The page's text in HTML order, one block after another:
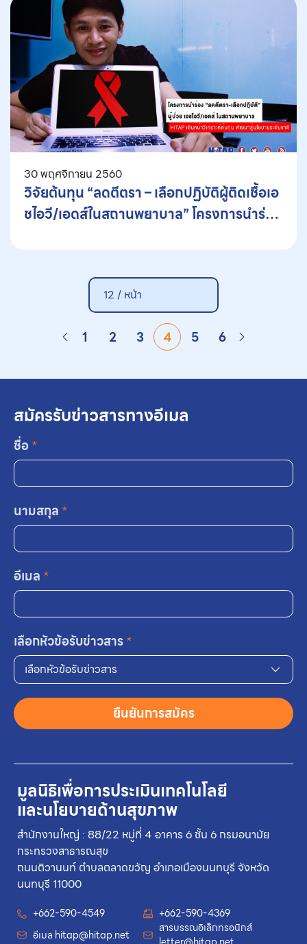
30 พฤศจิกายน 2560
วิจัยต้นทุน “ลดตีตรา – เลือกปฏิบัติผู้ติดเชื้อเอ
ชไอวี/เอดส์ในสถานพยาบาล” โครงการนำร่อง
12 / หน้า
1 2 3 4 5 6
มูลนิธิเพื่อการประเมินเทคโนโลยี
และนโยบายด้านสุขภาพ
สำนักงานใหญ่ : 88/22 หมู่ที่ 4 อาคาร 6 ชั้น 6 กรมอนามัย
กระทรวงสาธารณสุข
ถนนติวานนท์ ตำบลตลาดขวัญ อำเภอเมืองนนทบุรี จังหวัด
นนทบุรี 11000
+662-590-4549
+662-590-4369
อีเมล hitap@hitap.net
สารบรรณอิเล็กทรอนิกส์
สมัครรับข่าวสารทางอีเมล
ชื่อ*
นามสกุล *
อีเมล *
เลือกหัวข้อรับข่าวสาร*
เลือกหัวข้อรับข่าวสาร
ยืนยันการสมัคร